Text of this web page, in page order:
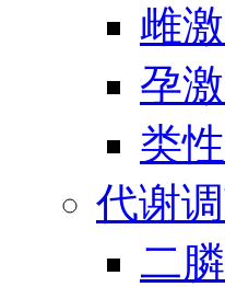
雌
孕
类
代谢
二